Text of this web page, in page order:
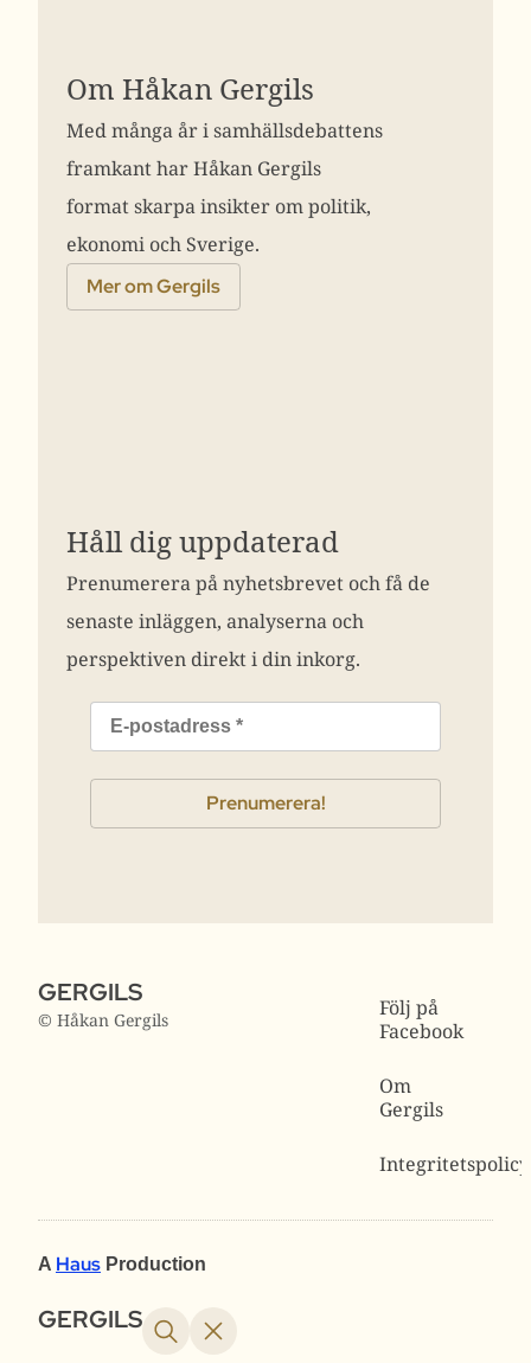
Om Håkan Gergils
Med många år i samhällsdebattens
framkant har Håkan Gergils
format skarpa insikter om politik,
ekonomi och Sverige.
Mer om Gergils
Håll dig uppdaterad
Prenumerera på nyhetsbrevet och få de
senaste inläggen, analyserna och
perspektiven direkt i din inkorg.
GERGILS
© Håkan Gergils
Följ på
Facebook
Om
Gergils
Integritetspolicy
A Haus Production
GERGILS